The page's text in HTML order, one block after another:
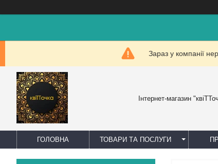
Зараз у компанії
Інтернет-магазин
ГОЛОВНА ТОВАРИ ТА ПОСЛУГИ